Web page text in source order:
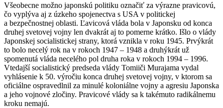
Všeobecne možno japonskú politiku označiť za výrazne pravicovú,
čo vyplýva aj z úzkeho spojenectva s USA v politickej
a bezpečnostnej oblasti. Ľavicová vláda bola v Japonsku od konca
druhej svetovej vojny len dvakrát aj to pomerne krátko. Išlo o vlády
Japonskej socialistickej strany, ktorá vznikla v roku 1945. Prvýkrát
to bolo necelý rok na v rokoch 1947 – 1948 a druhýkrát už
spomenutá vláda necelého pol druha roka v rokoch 1994 – 1996.
Vtedajší socialistický predseda vlády Tomiiči Murajama vydal
vyhlásenie k 50. výročiu konca druhej svetovej vojny, v ktorom sa
oficiálne ospravedlnil za minulé koloniálne vojny a agresiu Japonska
a jeho vojnové zločiny. Pravicové vlády sa k takémuto radikálnemu
kroku nemajú.